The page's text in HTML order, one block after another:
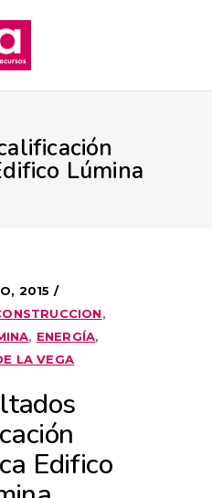
Lúmina
2015
,
, ENERGÍA,
LA VEGA
Edifico